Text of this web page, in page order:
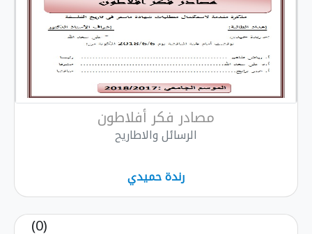
مصادر فكر أفلاطون
الرسائل والاطاريح
رندة حميدي
(0)